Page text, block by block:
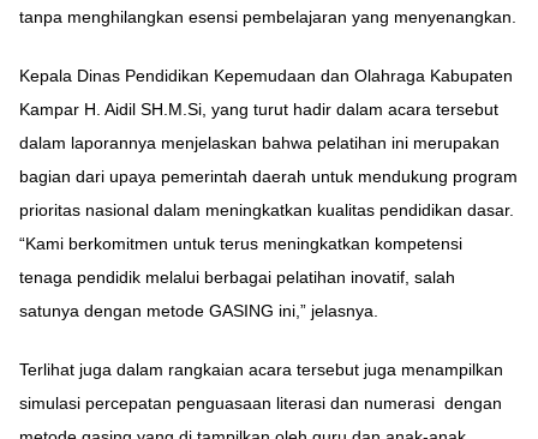
tanpa menghilangkan esensi pembelajaran yang menyenangkan.
Kepala Dinas Pendidikan Kepemudaan dan Olahraga Kabupaten
Kampar H. Aidil SH.M.Si, yang turut hadir dalam acara tersebut
dalam laporannya menjelaskan bahwa pelatihan ini merupakan
bagian dari upaya pemerintah daerah untuk mendukung program
prioritas nasional dalam meningkatkan kualitas pendidikan dasar.
“Kami berkomitmen untuk terus meningkatkan kompetensi
tenaga pendidik melalui berbagai pelatihan inovatif, salah
satunya dengan metode GASING ini,” jelasnya.
Terlihat juga dalam rangkaian acara tersebut juga menampilkan
simulasi percepatan penguasaan literasi dan numerasi dengan